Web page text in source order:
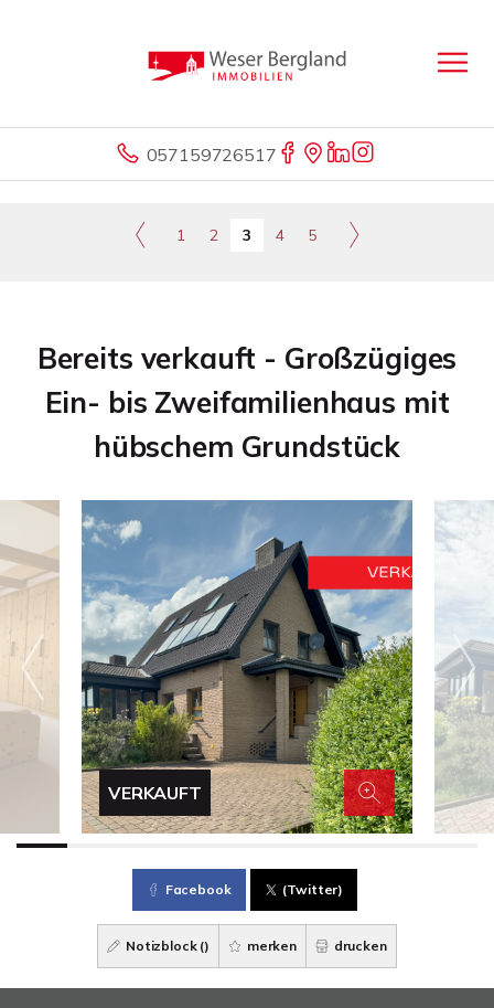
057159726517
1 2 3 4 5
Bereits verkauft - Großzügiges
Ein- bis Zweifamilienhaus mit
hübschem Grundstück
VERKAUFT
Facebook (Twitter)
Notizblock () merken drucken